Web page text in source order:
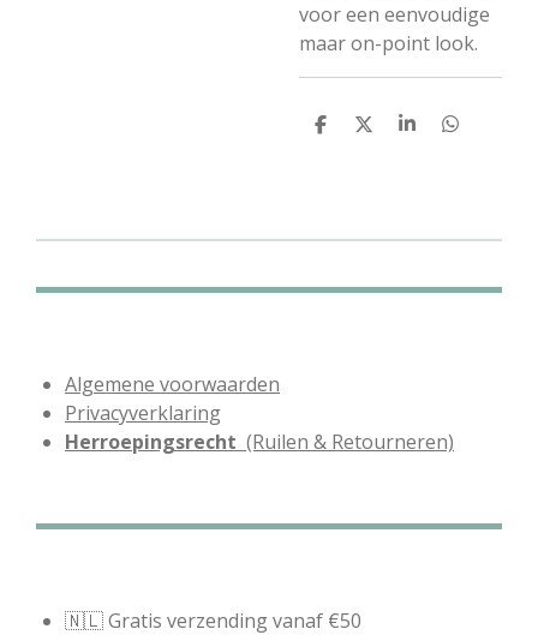
voor een eenvoudige
maar on-point look.
D
D
S
D
Algemene voorwaarden
Privacyverklaring
Herroepingsrecht (Ruilen & Retourneren)
🇳🇱 Gratis verzending vanaf €50